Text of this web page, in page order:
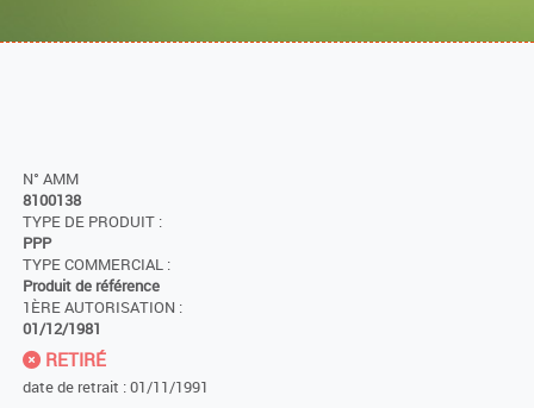
N° AMM
8100138
TYPE DE PRODUIT :
PPP
TYPE COMMERCIAL :
Produit de référence
1ÈRE AUTORISATION :
01/12/1981
RETIRÉ
date de retrait : 01/11/1991